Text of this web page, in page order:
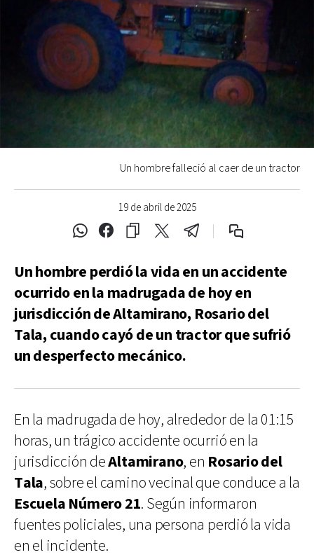
19 de abril de 2025
Un hombre falleció al caer de un tractor
Un hombre perdió la vida en un accidente
ocurrido en la madrugada de hoy en
jurisdicción de Altamirano, Rosario del
Tala, cuando cayó de un tractor que sufrió
un desperfecto mecánico.
En la madrugada de hoy, alrededor de la 01:15
horas, un trágico accidente ocurrió en la
jurisdicción deAltamirano, en Rosario del
Tala, sobre el camino vecinal que conduce a la
Escuela Número 21. Según informaron
fuentes policiales, una persona perdió la vida
en el incidente.